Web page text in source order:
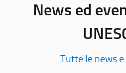
News ed
Tutte le news